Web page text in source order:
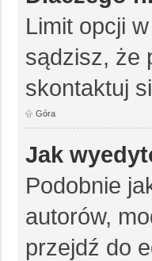
Limit opcji
sądzisz, że
skontaktuj
Góra
Jak
Podobnie
autorów,
przejdź do